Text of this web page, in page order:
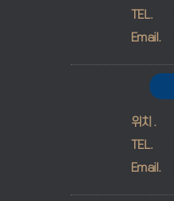
TEL.
Email.
위치.
TEL.
Email.